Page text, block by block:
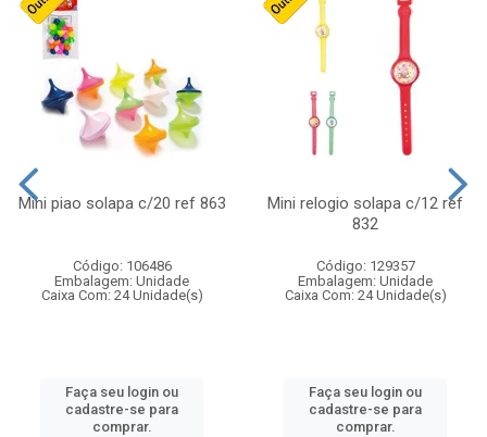
Mini piao solapa c/20 ref 863
Código: 106486
Embalagem: Unidade
Caixa Com: 24 Unidade(s)
Faça seu login ou
cadastre-se para
comprar.
Mini relogio solapa c/12 ref
832
Código: 129357
Embalagem: Unidade
Caixa Com: 24 Unidade(s)
Faça seu login ou
cadastre-se para
comprar.